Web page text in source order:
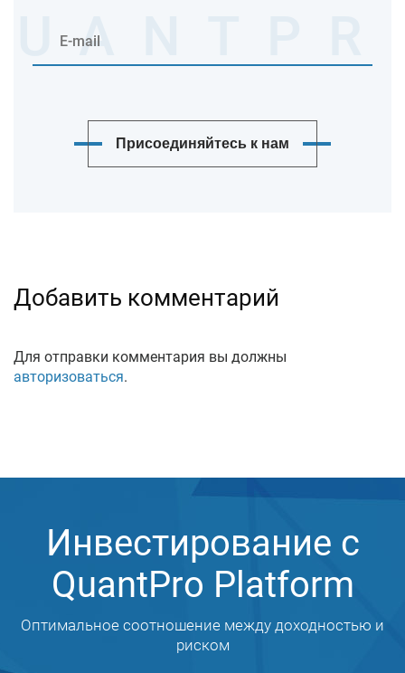
Присоединяйтесь к нам
Добавить комментарий
Для отправки комментария вы должны
авторизоваться.
Инвестирование с
QuantPro Platform
Оптимальное соотношение между доходностью и
риском